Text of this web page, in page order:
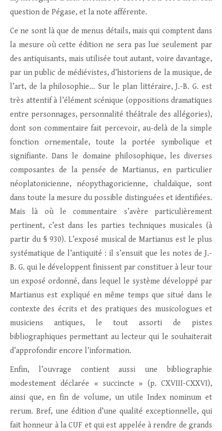
question de Pégase, et la note afférente.
Ce ne sont là que de menus détails, mais qui comptent dans
la mesure où cette édition ne sera pas lue seulement par
des antiquisants, mais utilisée tout autant, voire davantage,
par un public de médiévistes, d’historiens de la musique, de
l’art, de la philosophie… Sur le plan littéraire, J.-B. G. est
très attentif à l’élément scénique (oppositions dramatiques
entre personnages, personnalité théâtrale des allégories),
dont son commentaire fait percevoir, au-delà de la simple
fonction ornementale, toute la portée symbolique et
signifiante. Dans le domaine philosophique, les diverses
composantes de la pensée de Martianus, en particulier
néoplatonicienne, néopythagoricienne, chaldaïque, sont
dans toute la mesure du possible distinguées et identifiées.
Mais là où le commentaire s’avère particulièrement
pertinent, c’est dans les parties techniques musicales (à
partir du § 930). L’exposé musical de Martianus est le plus
systématique de l’antiquité : il s’ensuit que les notes de J.-
B. G. qui le développent finissent par constituer à leur tour
un exposé ordonné, dans lequel le système développé par
Martianus est expliqué en même temps que situé dans le
contexte des écrits et des pratiques des musicologues et
musiciens antiques, le tout assorti de pistes
bibliographiques permettant au lecteur qui le souhaiterait
d’approfondir encore l’information.
Enfin, l’ouvrage contient aussi une bibliographie
modestement déclarée « succincte » (p. CXVIII-CXXVI),
ainsi que, en fin de volume, un utile Index nominum et
rerum. Bref, une édition d’une qualité exceptionnelle, qui
fait honneur à la CUF et qui est appelée à rendre de grands